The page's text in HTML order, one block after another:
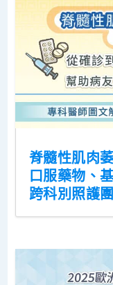
脊髓性肌肉
口服藥物、
跨科別照護